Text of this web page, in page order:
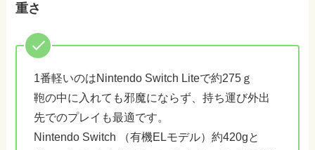
重さ
1番軽いのはNintendo Switch Liteで約275ｇ
鞄の中に入れても邪魔にならず、持ち運び外出
先でのプレイも最適です。
Nintendo Switch （有機ELモデル）約420gと